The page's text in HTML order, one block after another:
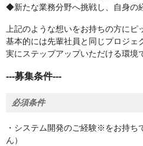
◆新たな業務分野へ挑戦し、自身の
上記のような想いをお持ちの方にピ
基本的には先輩社員と同じプロジェ
実にステップアップいただける環境
---募集条件---
必須条件
・システム開発のご経験※をお持ち
ん）